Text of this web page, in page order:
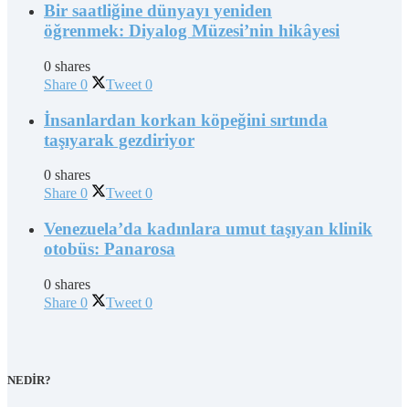
Bir saatliğine dünyayı yeniden
öğrenmek: Diyalog Müzesi’nin hikâyesi
0 shares
Share 0 Tweet 0
İnsanlardan korkan köpeğini sırtında
taşıyarak gezdiriyor
0 shares
Share 0 Tweet 0
Venezuela’da kadınlara umut taşıyan klinik
otobüs: Panarosa
0 shares
Share 0 Tweet 0
NEDİR?